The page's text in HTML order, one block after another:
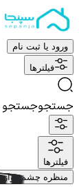
ورود یا ثبت نام
فیلترها
جستجوجستجو
فیلترها
منظره چشم نواز